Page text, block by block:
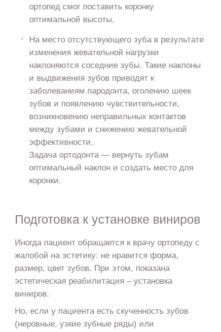
ортопед смог поставить коронку
оптимальной высоты.
На место отсутствующего зуба в результате
изменения жевательной нагрузки
наклоняются соседние зубы. Такие наклоны
и выдвижения зубов приводят к
заболеваниям пародонта, оголению шеек
зубов и появлению чувствительности,
возникновению неправильных контактов
между зубами и снижению жевательной
эффективности.
Задача ортодонта — вернуть зубам
оптимальный наклон и создать место для
коронки.
Подготовка к установке виниров
Иногда пациент обращается к врачу ортопеду с
жалобой на эстетику: не нравится форма,
размер, цвет зубов. При этом, показана
эстетическая реабилитация – установка
виниров.
Но, если у пациента есть скученность зубов
(неровные, узкие зубные ряды) или